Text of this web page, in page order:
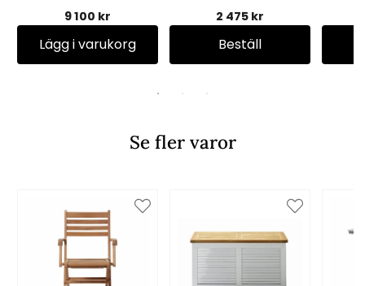
9 100 kr
Lägg i varukorg
svart
2 475 kr
Beställ
Se fler varor